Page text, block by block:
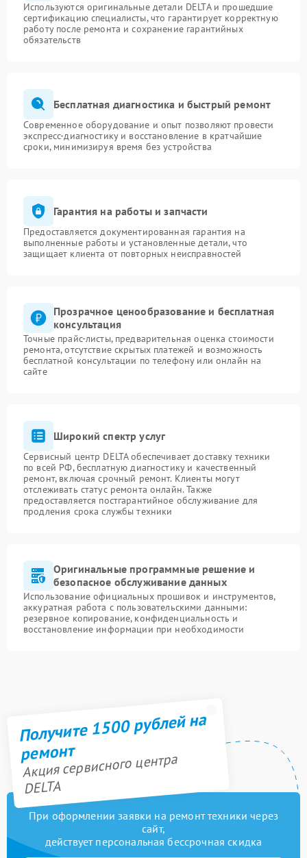
Используются оригинальные детали DELTA и прошедшие
сертификацию специалисты, что гарантирует корректную
работу после ремонта и сохранение гарантийных
обязательств
Бесплатная диагностика и быстрый ремонт
Современное оборудование и опыт позволяют провести
экспресс-диагностику и восстановление в кратчайшие
сроки, минимизируя время без устройства
Гарантия на работы и запчасти
Предоставляется документированная гарантия на
выполненные работы и установленные детали, что
защищает клиента от повторных неисправностей
Прозрачное ценообразование и бесплатная
консультация
Точные прайс-листы, предварительная оценка стоимости
ремонта, отсутствие скрытых платежей и возможность
бесплатной консультации по телефону или онлайн на
сайте
Широкий спектр услуг
Сервисный центр DELTA обеспечивает доставку техники
по всей РФ, бесплатную диагностику и качественный
ремонт, включая срочный ремонт. Клиенты могут
отслеживать статус ремонта онлайн. Также
предоставляется постгарантийное обслуживание для
продления срока службы техники
Оригинальные программные решение и
безопасное обслуживание данных
Использование официальных прошивок и инструментов,
аккуратная работа с пользовательскими данными:
резервное копирование, конфиденциальность и
восстановление информации при необходимости
Получите 1500 рублей на
ремонт
Акция сервисного центра
DELTA
При оформлении заявки на ремонт техники через
сайт,
действует персональная бессрочная скидка